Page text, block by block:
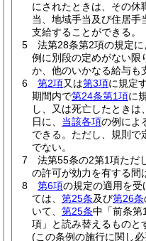
にされたときは、その休
当、地域手当及び住居手
支給することができる。
5
法第28条第2項の規定
例に別段の定めがない限
か、他のいかなる給与も
6
第2項又は第3項に規定
期間内で第24条第1項に
し、又は死亡したときは、
日に、 当該各項の例によ
できる。 ただし、規則で
でない。
7
法第55条の2第1項ただ
の許可が効力を有する間
8
第6項の規定の適用を受
ては、 第25条及び第26条
いて、 第25条中「前条第
項」と読み替えるものと
(この条例の施行に関し